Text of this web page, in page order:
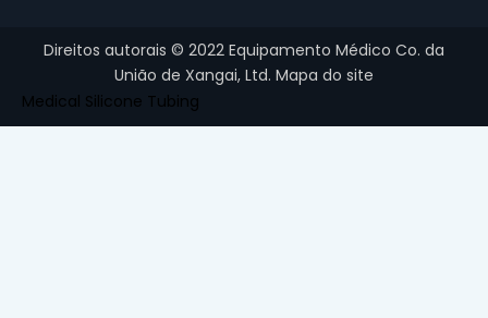
Direitos autorais © 2022 Equipamento Médico Co. da
União de Xangai, Ltd. Mapa do site
Medical Silicone Tubing